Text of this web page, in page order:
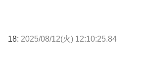
18: 2025/08/12(火) 12:10:25.84